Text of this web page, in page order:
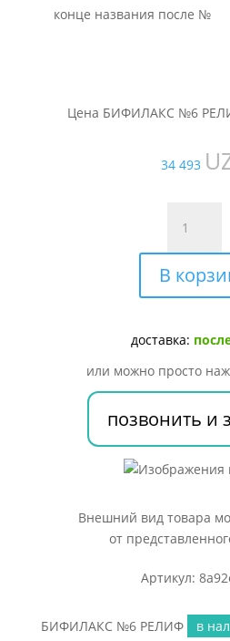
конце названия после №
Цена БИФИЛАКС №6
34 493
товара
№6
РЕЛИФ
В
доставка:
или можно просто
позвонить и
Внешний вид товара
от
Артикул:
БИФИЛАКС №6 РЕЛИФ в